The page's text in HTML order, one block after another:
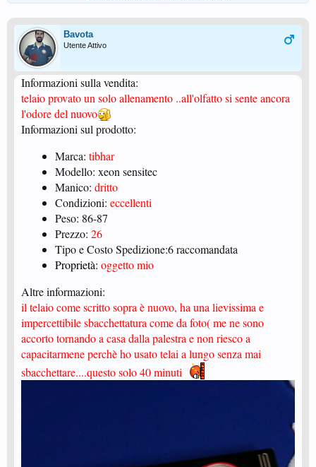
Bavota
Utente Attivo
Informazioni sulla vendita:
telaio provato un solo allenamento ..all'olfatto si sente ancora
l'odore del nuovo
Informazioni sul prodotto:
Marca: tibhar
Modello: xeon sensitec
Manico: dritto
Condizioni: eccellenti
Peso: 86-87
Prezzo: 26
Tipo e Costo Spedizione:6 raccomandata
Proprietà: oggetto mio
Altre informazioni:
il telaio come scritto sopra è nuovo, ha una lievissima e
impercettibile sbacchettatura come da foto( me ne sono
accorto tornando a casa dalla palestra e non riesco a
capacitarmene perchè ho usato telai a lungo senza mai
sbacchettare....questo solo 40 minuti